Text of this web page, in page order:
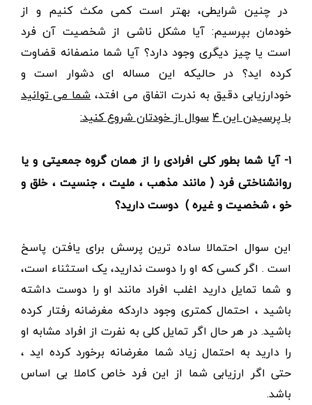
در چنین شرایطی، بهتر است کمی مکث کنیم و از
خودمان بپرسیم: آیا مشکل ناشی از شخصیت آن فرد
است یا چیز دیگری وجود دارد؟ آیا شما منصفانه قضاوت
کرده اید؟ در حالیکه این مساله ای دشوار است و
خودارزیابی دقیق به ندرت اتفاق می افتد،شما می توانید
با پرسیدن این۴سوال از خودتان شروع کنید:
۱- آیا شما بطور کلی افرادی را از همان گروه جمعیتی و یا
روانشناختی فرد ( مانند مذهب ، ملیت ، جنسیت ، خلق و
خو ، شخصیت و غیره ) دوست دارید؟
این سوال احتمالا ساده ترین پرسش برای یافتن پاسخ
است . اگر کسی که او را دوست ندارید، یک استثناء است،
و شما تمایل دارید اغلب افراد مانند او را دوست داشته
باشید ، احتمال‌ کمتری وجود داردکه مغرضانه رفتار کرده
باشید. در هر حال اگر تمایل کلی به نفرت از افراد مشابه او
را دارید به احتمال زیاد شما مغرضانه برخورد کرده اید ،
حتی اگر ارزیابی شما از این فرد خاص کاملا بی اساس
باشد.